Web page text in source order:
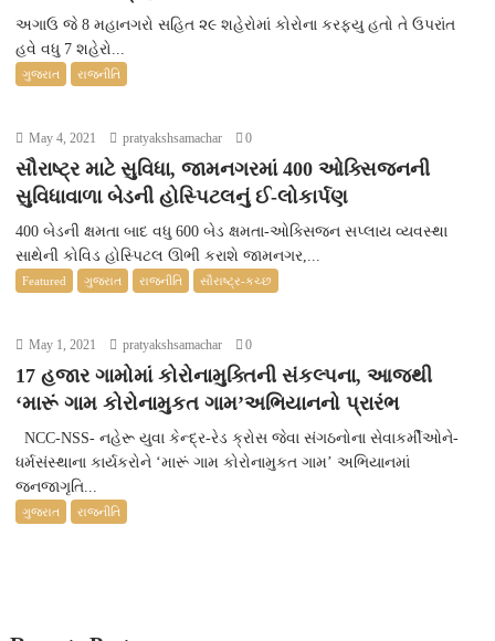
અગાઉ જે 8 મહાનગરો સહિત ૨૯ શહેરોમાં કોરોના કરફ્યુ હતો તે ઉપરાંત
હવે વધુ 7 શહેરો...
ગુજરાત રાજનીતિ
May 4, 2021 pratyakshsamachar 0
સૌરાષ્ટ્ર માટે સુવિધા, જામનગરમાં 400 ઓક્સિજનની
સુવિધાવાળા બેડની હોસ્પિટલનું ઈ-લોકાર્પણ
400 બેડની ક્ષમતા બાદ વધુ 600 બેડ ક્ષમતા-ઓક્સિજન સપ્લાય વ્યવસ્થા
સાથેની કોવિડ હોસ્પિટલ ઊભી કરાશે જામનગર,...
Featured ગુજરાત રાજનીતિ સૌરાષ્ટ્ર-કચ્છ
May 1, 2021 pratyakshsamachar 0
17 હજાર ગામોમાં કોરોનામુક્તિની સંકલ્પના, આજથી
‘મારૂં ગામ કોરોનામુકત ગામ’અભિયાનનો પ્રારંભ
NCC-NSS- નહેરૂ યુવા કેન્દ્ર-રેડ ક્રોસ જેવા સંગઠનોના સેવાકર્મીઓને-
ધર્મસંસ્થાના કાર્યકરોને ‘મારૂં ગામ કોરોનામુકત ગામ’ અભિયાનમાં
જનજાગૃતિ...
ગુજરાત રાજનીતિ